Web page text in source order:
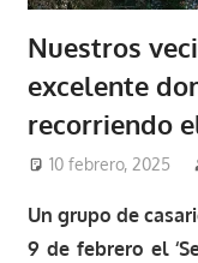
Nuestros
excelente
recorriendo
10 febrero, 2025
Un grupo de
9 de febrero el